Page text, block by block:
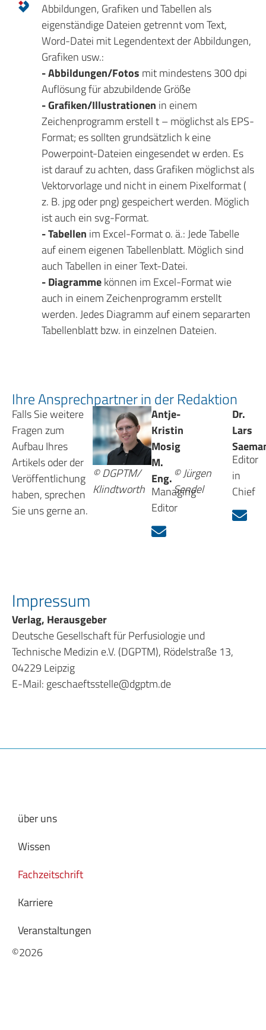
Abbildungen, Grafiken und Tabellen als
eigenständige Dateien getrennt vom Text,
Word-Datei mit Legendentext der Abbildungen,
Grafiken usw.:
- Abbildungen/Fotos mit mindestens 300 dpi
Auflösung für abzubildende Größe
- Grafiken/Illustrationen in einem
Zeichenprogramm erstell t – möglichst als EPS-
Format; es sollten grundsätzlich k eine
Powerpoint-Dateien eingesendet w erden. Es
ist darauf zu achten, dass Grafiken möglichst als
Vektorvorlage und nicht in einem Pixelformat (
z. B. jpg oder png) gespeichert werden. Möglich
ist auch ein svg-Format.
- Tabellen im Excel-Format o. ä.: Jede Tabelle
auf einem eigenen Tabellenblatt. Möglich sind
auch Tabellen in einer Text-Datei.
- Diagrammekönnen im Excel-Format wie
auch in einem Zeichenprogramm erstellt
werden. Jedes Diagramm auf einem separarten
Tabellenblatt bzw. in einzelnen Dateien.
Ihre Ansprechpartner in der Redaktion
Falls Sie weitere
Fragen zum
Aufbau Ihres
Artikels oder der
Veröffentlichung
haben, sprechen
Sie uns gerne an.
© DGPTM/
Klindtworth
Antje-
Kristin
Mosig
M.
Eng.
Managing
Editor
© Jürgen
Sendel
Dr.
Lars
Editor
in
Chief
Impressum
Verlag, Herausgeber
Deutsche Gesellschaft für Perfusiologie und
Technische Medizin e.V. (DGPTM), Rödelstraße 13,
04229 Leipzig
E-Mail: geschaeftsstelle@dgptm.de
über uns
Wissen
Fachzeitschrift
Karriere
Veranstaltungen
©2026